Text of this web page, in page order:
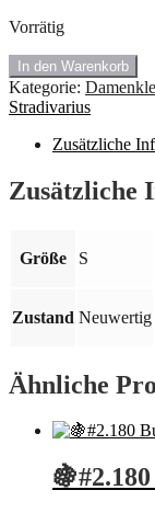
Vorrätig
#1.283
Damen
Kleid
punkten
Stradivarius.
🎈
In den Warenkorb
Kategorie:
Stradivarius
Zusätzliche
Zusätzliche
Größe S
Zustand Neuwertig
Ähnliche